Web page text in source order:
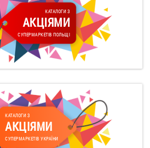
КАТАЛОГИ З
АКЦІЯМИ
СУПЕРМАРКЕТІВ ПОЛЬЩІ
КАТАЛОГИ З
АКЦІЯМИ
СУПЕРМАРКЕТІВ УКРАЇНИ